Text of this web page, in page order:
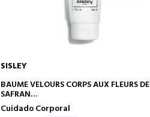
AÑADIR A LA CESTA
SISLEY
BAUME VELOURS CORPS AUX FLEURS DE
SAFRAN
CREMA CORPORAL CALMANTE
Cuidado Corporal